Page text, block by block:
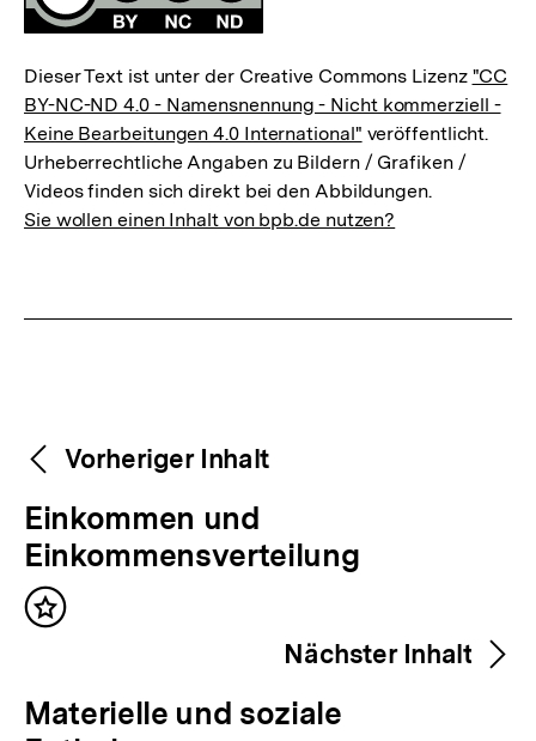
Dieser Text ist unter der Creative Commons Lizenz "CC
BY-NC-ND 4.0 - Namensnennung - Nicht kommerziell -
Keine Bearbeitungen 4.0 International" veröffentlicht.
Urheberrechtliche Angaben zu Bildern / Grafiken /
Videos finden sich direkt bei den Abbildungen.
Sie wollen einen Inhalt von bpb.de nutzen?
Weitere
Inhalte
Content-
Navigation
Vorheriger Inhalt
V
o
r
h
r
Einkommen und
Einkommensverteilung
Inhalt
Nächster Inhalt
N
Materielle und soziale